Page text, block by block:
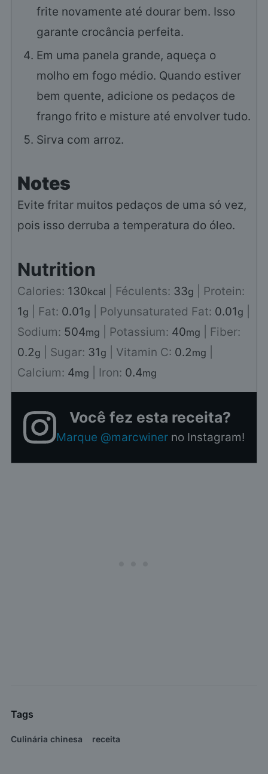
frite novamente até dourar bem. Isso
garante crocância perfeita.
Em uma panela grande, aqueça o
molho em fogo médio. Quando estiver
bem quente, adicione os pedaços de
frango frito e misture até envolver tudo.
Sirva com arroz.
Notes
Evite fritar muitos pedaços de uma só vez,
pois isso derruba a temperatura do óleo.
Nutrition
Calories: 130kcal Féculents: 33g
Protein:
1g Fat: 0.01g Polyunsaturated Fat: 0.01g
Sodium: 504mg Potassium: 40mg
Fiber:
0.2g Sugar: 31g Vitamin C: 0.2mg
Calcium: 4mg Iron: 0.4mg
Você fez esta receita?
Marque @marcwinerno Instagram!
Tags
Culinária chinesa receita